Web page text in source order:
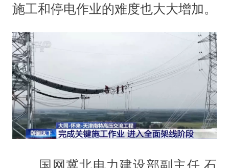
施工和停电作业的难度也大大增加。